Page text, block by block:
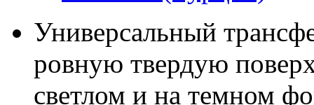
Универсальный
ровную твердую
светлом и на темном